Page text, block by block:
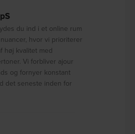
du ind i et online rum
hvor vi prioriterer
høj kvalitet med
Vi forbliver ajour
og fornyer konstant
det seneste inden for